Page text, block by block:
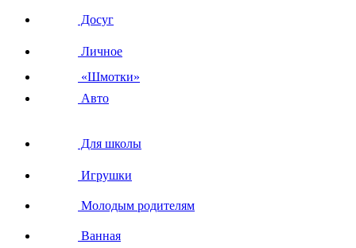
Досуг
Личное
«Шмотки»
Авто
Для школы
Игрушки
Молодым родителям
Ванная